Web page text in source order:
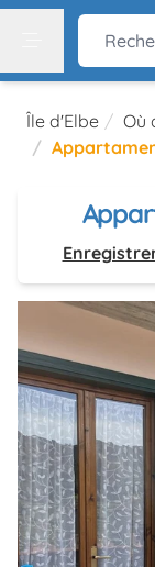
Île d'Elbe Où